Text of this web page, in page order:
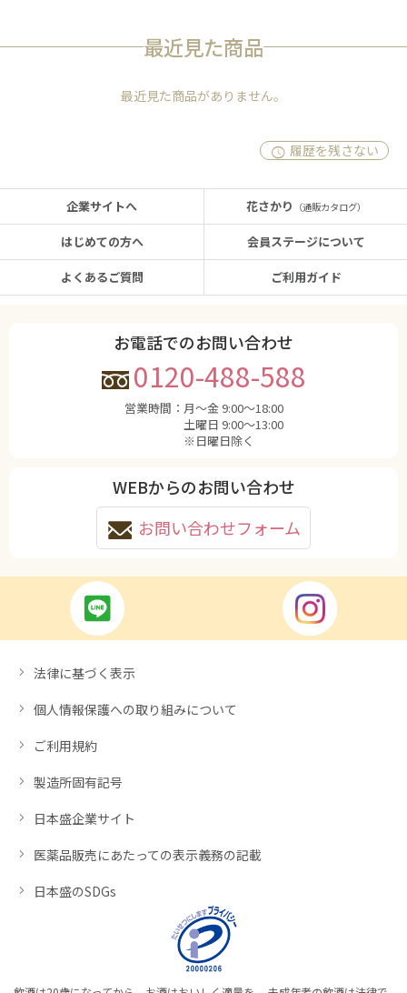
最近見た商品
最近見た商品がありません。
履歴を残さない
企業サイトへ
はじめての方へ
よくあるご質問
花さかり （通販カタログ）
会員ステージについて
ご利用ガイド
お電話でのお問い合わせ
0120-488-588
営業時間： 月〜金 9:00〜18:00
土曜日 9:00〜13:00
※日曜日除く
WEBからのお問い合わせ
お問い合わせフォーム
法律に基づく表示
個人情報保護への取り組みについて
ご利用規約
製造所固有記号
日本盛企業サイト
医薬品販売にあたっての表示義務の記載
日本盛のSDGs